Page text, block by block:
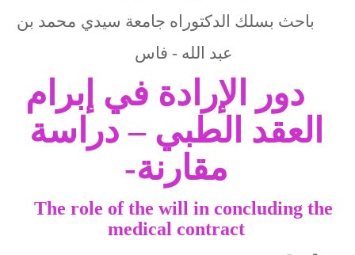
باحث بسلك الدكتوراه جامعة سيدي محمد بن
عبد الله - فاس
دور الإرادة في إبرام
العقد الطبي – دراسة
مقارنة-
The role of the will in concluding the
medical contract